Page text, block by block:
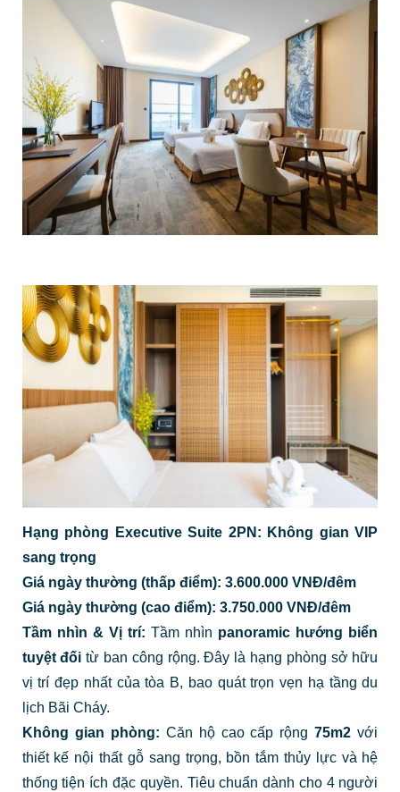
Hạng phòng Executive Suite 2PN: Không gian VIP
sang trọng
Giá ngày thường (thấp điểm): 3.600.000 VNĐ/đêm
Giá ngày thường (cao điểm): 3.750.000 VNĐ/đêm
Tầm nhìn & Vị trí: Tầm nhìn panoramic hướng biển
tuyệt đối từ ban công rộng. Đây là hạng phòng sở hữu
vị trí đẹp nhất của tòa B, bao quát trọn vẹn hạ tầng du
lịch Bãi Cháy.
Không gian phòng: Căn hộ cao cấp rộng75m2 với
thiết kế nội thất gỗ sang trọng, bồn tắm thủy lực và hệ
thống tiện ích đặc quyền. Tiêu chuẩn dành cho 4 người